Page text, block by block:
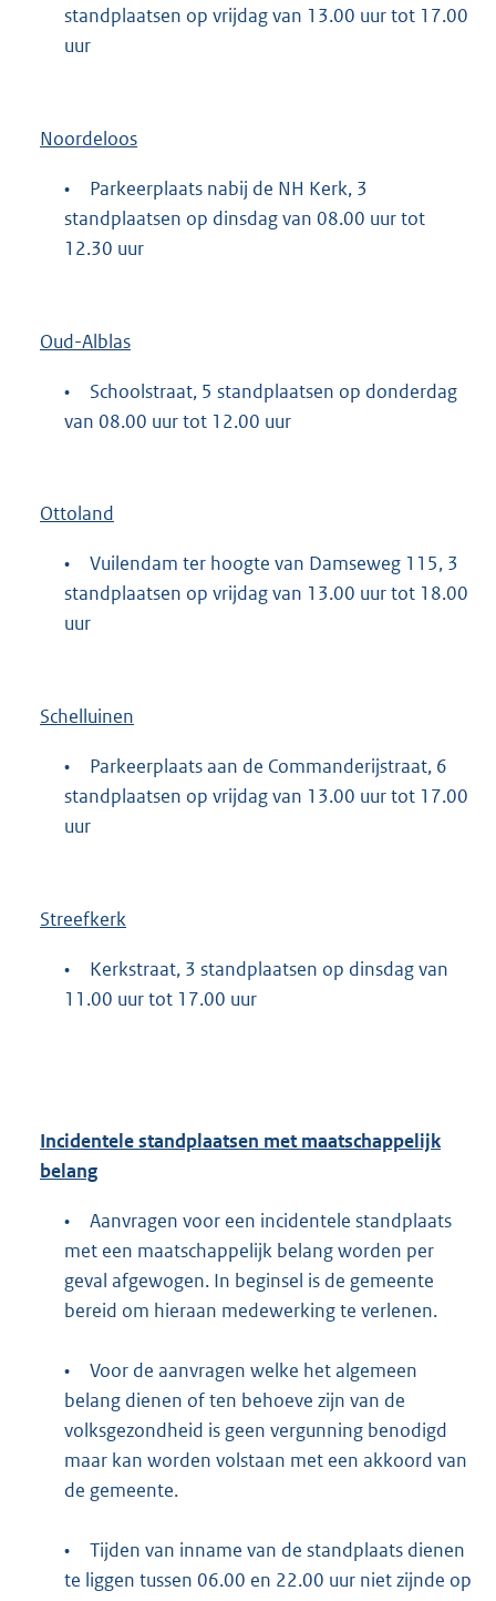
standplaatsen op vrijdag van 13.00 uur tot 17.00
uur
Noordeloos
•
Parkeerplaats nabij de NH Kerk, 3
standplaatsen op dinsdag van 08.00 uur tot
12.30 uur
Oud-Alblas
•
Schoolstraat, 5 standplaatsen op donderdag
van 08.00 uur tot 12.00 uur
Ottoland
•
Vuilendam ter hoogte van Damseweg 115, 3
standplaatsen op vrijdag van 13.00 uur tot 18.00
uur
Schelluinen
•
Parkeerplaats aan de Commanderijstraat, 6
standplaatsen op vrijdag van 13.00 uur tot 17.00
uur
Streefkerk
•
Kerkstraat, 3 standplaatsen op dinsdag van
11.00 uur tot 17.00 uur
Incidentele standplaatsen met maatschappelijk
belang
•
Aanvragen voor een incidentele standplaats
met een maatschappelijk belang worden per
geval afgewogen. In beginsel is de gemeente
bereid om hieraan medewerking te verlenen.
•
Voor de aanvragen welke het algemeen
belang dienen of ten behoeve zijn van de
volksgezondheid is geen vergunning benodigd
maar kan worden volstaan met een akkoord van
de gemeente.
•
Tijden van inname van de standplaats dienen
te liggen tussen 06.00 en 22.00 uur niet zijnde op